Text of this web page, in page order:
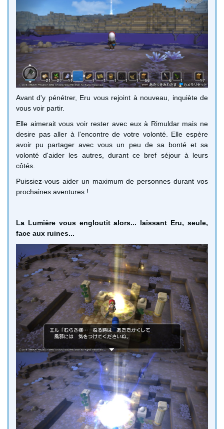
Avant d'y pénétrer, Eru vous rejoint à nouveau, inquiète de
vous voir partir.
Elle aimerait vous voir rester avec eux à Rimuldar mais ne
desire pas aller à l'encontre de votre volonté. Elle espère
avoir pu partager avec vous un peu de sa bonté et sa
volonté d'aider les autres, durant ce bref séjour à leurs
côtés.
Puissiez-vous aider un maximum de personnes durant vos
prochaines aventures !
La Lumière vous engloutit alors... laissant Eru, seule,
face aux ruines...